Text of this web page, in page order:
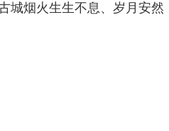
城烟火生生不息、岁月安然